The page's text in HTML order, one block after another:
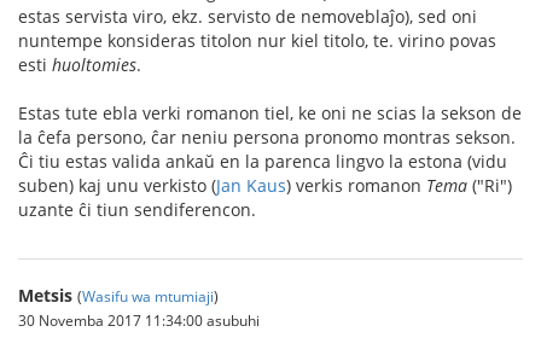
estas servista viro, ekz. servisto de nemoveblaĵo), sed oni
nuntempe konsideras titolon nur kiel titolo, te. virino povas
esti huoltomies.
Estas tute ebla verki romanon tiel, ke oni ne scias la sekson de
la ĉefa persono, ĉar neniu persona pronomo montras sekson.
Ĉi tiu estas valida ankaŭ en la parenca lingvo la estona (vidu
suben) kaj unu verkisto (Jan Kaus) verkis romanon Tema ("Ri")
uzante ĉi tiun sendiferencon.
Metsis (Wasifu wa mtumiaji)
30 Novemba 2017 11:34:00 asubuhi